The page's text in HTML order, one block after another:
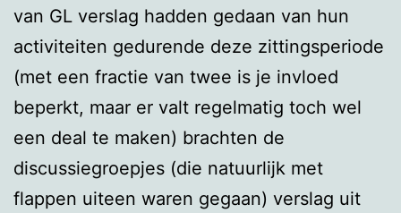
van GL verslag hadden gedaan van hun
activiteiten gedurende deze zittingsperiode
(met een fractie van twee is je invloed
beperkt, maar er valt regelmatig toch wel
een deal te maken) brachten de
discussiegroepjes (die natuurlijk met
flappen uiteen waren gegaan) verslag uit